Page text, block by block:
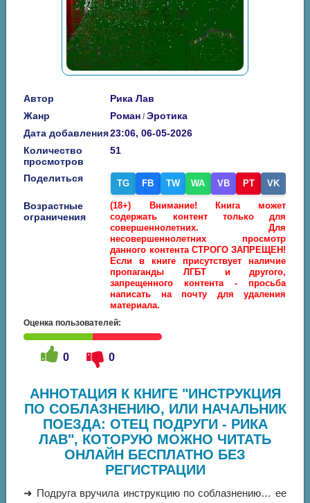
Автор
Рика Лав
Жанр
Роман /Эротика
Дата добавления23:06, 06-05-2026
Количество
просмотров
51
Поделиться TG FB TW WA VB PT VK
Возрастные
ограничения
(18+) Внимание! Книга может
содержать контент только для
совершеннолетних. Для
несовершеннолетних просмотр
данного контента СТРОГО ЗАПРЕЩЕН!
Если в книге присутствует наличие
пропаганды ЛГБТ и другого,
запрещенного контента - просьба
написать на почту для удаления
материала.
Оценка пользователей:
0 0
АННОТАЦИЯ К КНИГЕ "ИНСТРУКЦИЯ
ПО СОБЛАЗНЕНИЮ, ИЛИ НАЧАЛЬНИК
ПОЕЗДА: ОТЕЦ ПОДРУГИ - РИКА
ЛАВ", КОТОРУЮ МОЖНО ЧИТАТЬ
ОНЛАЙН БЕСПЛАТНО БЕЗ
РЕГИСТРАЦИИ
➜ Подруга вручила инструкцию по соблазнению… ее